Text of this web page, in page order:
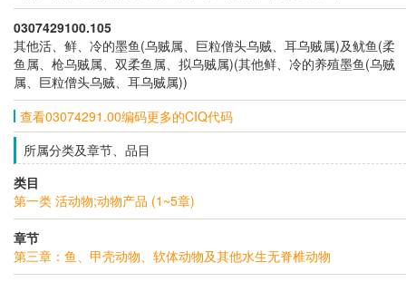
0307429100.105
其他活、鲜、冷的墨鱼(乌贼属、巨粒僧头乌贼、耳乌贼属)及鱿鱼(柔
鱼属、枪乌贼属、双柔鱼属、拟乌贼属)(其他鲜、冷的养殖墨鱼(乌贼
属、巨粒僧头乌贼、耳乌贼属))
查看03074291.00编码更多的CIQ代码
所属分类及章节、品目
类目
第一类 活动物;动物产品 (1~5章)
章节
第三章：鱼、甲壳动物、软体动物及其他水生无脊椎动物